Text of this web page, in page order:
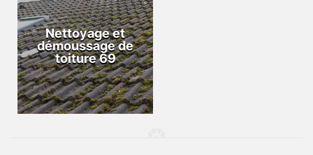
Nettoyage et
démoussage de
toiture 69